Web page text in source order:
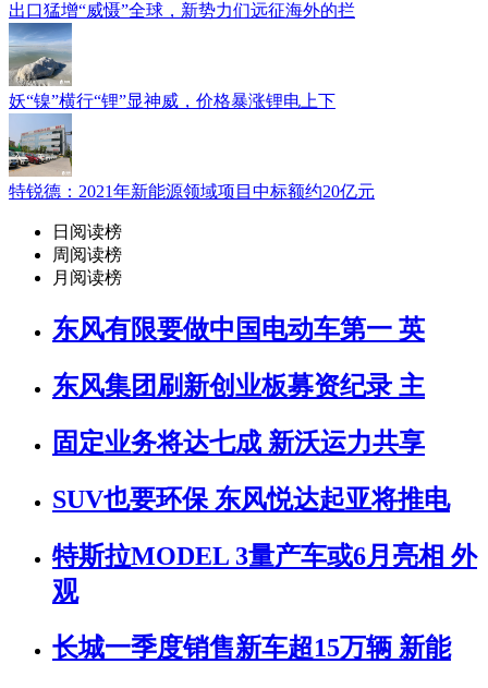
出口猛增“威慑”全球，新势力们远征海外的拦
妖“镍”横行“锂”显神威，价格暴涨锂电上下
特锐德：2021年新能源领域项目中标额约20亿元
日阅读榜
周阅读榜
月阅读榜
东风有限要做中国电动车第一 英
东风集团刷新创业板募资纪录 主
固定业务将达七成 新沃运力共享
SUV也要环保 东风悦达起亚将推电
特斯拉MODEL 3量产车或6月亮相 外
观
长城一季度销售新车超15万辆 新能